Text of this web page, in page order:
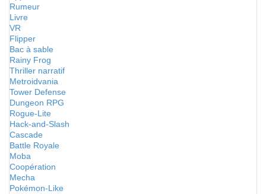
Rumeur
Livre
VR
Flipper
Bac à sable
Rainy Frog
Thriller narratif
Metroidvania
Tower Defense
Dungeon RPG
Rogue-Lite
Hack-and-Slash
Cascade
Battle Royale
Moba
Coopération
Mecha
Pokémon-Like